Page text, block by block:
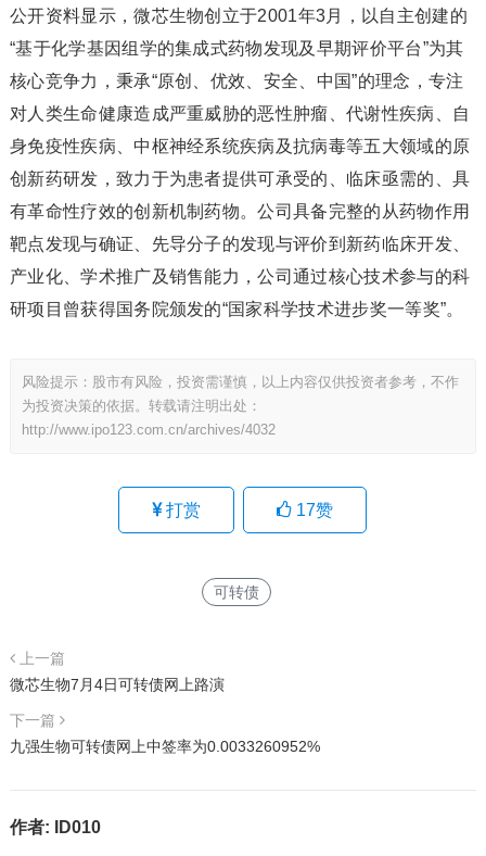
公开资料显示，微芯生物创立于2001年3月，以自主创建的
“基于化学基因组学的集成式药物发现及早期评价平台”为其
核心竞争力，秉承“原创、优效、安全、中国”的理念，专注
对人类生命健康造成严重威胁的恶性肿瘤、代谢性疾病、自
身免疫性疾病、中枢神经系统疾病及抗病毒等五大领域的原
创新药研发，致力于为患者提供可承受的、临床亟需的、具
有革命性疗效的创新机制药物。公司具备完整的从药物作用
靶点发现与确证、先导分子的发现与评价到新药临床开发、
产业化、学术推广及销售能力，公司通过核心技术参与的科
研项目曾获得国务院颁发的“国家科学技术进步奖一等奖”。
风险提示：股市有风险，投资需谨慎，以上内容仅供投资者参考，不作
为投资决策的依据。转载请注明出处：
http://www.ipo123.com.cn/archives/4032
打赏 17赞
可转债
上一篇
微芯生物7月4日可转债网上路演
下一篇
九强生物可转债网上中签率为0.0033260952%
作者: ID010